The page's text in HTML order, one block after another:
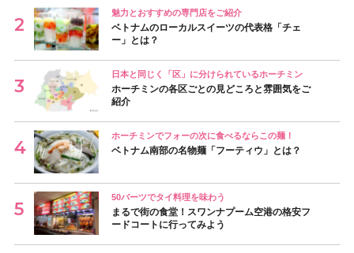
魅力とおすすめの専門店をご紹介
ベトナムのローカルスイーツの代表格「チェ
ー」とは？
日本と同じく「区」に分けられているホーチミン
ホーチミンの各区ごとの見どころと雰囲気をご
紹介
ホーチミンでフォーの次に食べるならこの麺！
ベトナム南部の名物麺「フーティウ」とは？
50バーツでタイ料理を味わう
まるで街の食堂！スワンナプーム空港の格安フ
ードコートに行ってみよう